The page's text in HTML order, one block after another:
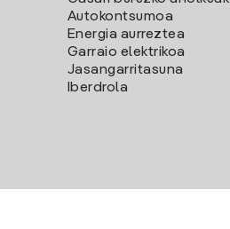
Autokontsumoa
Energia aurreztea
Garraio elektrikoa
Jasangarritasuna
Iberdrola